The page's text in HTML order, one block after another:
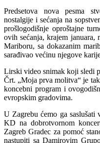
Predsetova nova pesma
nostalgije i sećanja na
prošlogodišnje oproštajne
ovih sećanja, krajem januara,
Mariboru, sa dokazanim
sarađivao većinu njegove
Lirski video snimak koji sledi
Črt. „Moja prva molitva“ je
koncebni program i
evropskim gradovima.
U Zagrebu ćemo ga
KD na dobrotvornom
Zagreb Gradec za pomoć
nastupiti sa Damirovim